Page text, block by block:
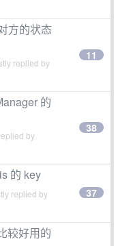
方的状态
replied by
11
的
by
38
的 key
replied by 37
较好用的